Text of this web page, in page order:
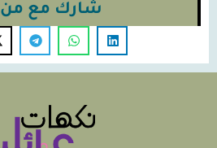
شارك مع من